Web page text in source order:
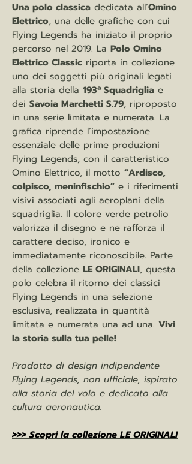
Una polo classica dedicata all’Omino
Elettrico, una delle grafiche con cui
Flying Legends ha iniziato il proprio
percorso nel 2019. La Polo Omino
Elettrico Classic riporta in collezione
uno dei soggetti più originali legati
alla storia della 193ª Squadriglia e
dei Savoia Marchetti S.79, riproposto
in una serie limitata e numerata. La
grafica riprende l’impostazione
essenziale delle prime produzioni
Flying Legends, con il caratteristico
Omino Elettrico, il motto “Ardisco,
colpisco, meninfischio” e i riferimenti
visivi associati agli aeroplani della
squadriglia. Il colore verde petrolio
valorizza il disegno e ne rafforza il
carattere deciso, ironico e
immediatamente riconoscibile. Parte
della collezione LE ORIGINALI, questa
polo celebra il ritorno dei classici
Flying Legends in una selezione
esclusiva, realizzata in quantità
limitata e numerata una ad una. Vivi
la storia sulla tua pelle!
Prodotto di design indipendente
Flying Legends, non ufficiale, ispirato
alla storia del volo e dedicato alla
cultura aeronautica.
>>> Scopri la collezione LE ORIGINALI